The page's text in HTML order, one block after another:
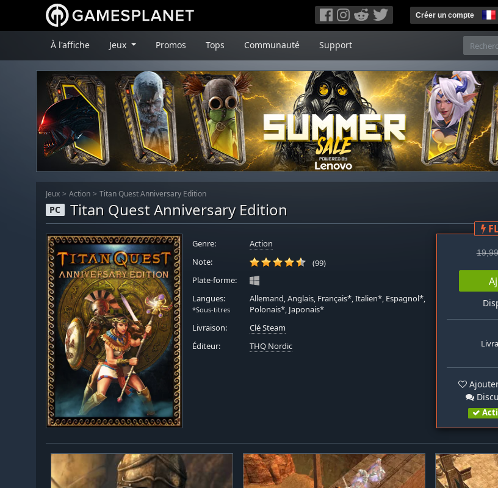
Créer un compte
À l'affiche Jeux Promos Tops Communauté Support
Jeux Action Titan Quest Anniversary Edition
PC Titan Quest Anniversary Edition
Genre:
Action
Note:
(99)
Plate-forme:
Langues:
*Sous-titres
Allemand, Anglais, Français*, Italien*, Espagnol*,
Polonais*, Japonais*
Livraison:
Clé Steam
Éditeur:
THQ Nordic